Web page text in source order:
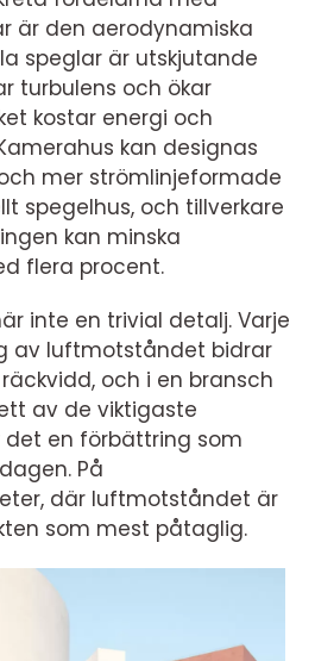
är den aerodynamiska
speglar är utskjutande
turbulens och ökar
kostar energi och
kan designas
mer strömlinjeformade
spegelhus, och tillverkare
kan minska
flera procent.
inte en trivial detalj. Varje
av luftmotståndet bidrar
och i en bransch
av de viktigaste
en förbättring som
På
där luftmotståndet är
som mest påtaglig.